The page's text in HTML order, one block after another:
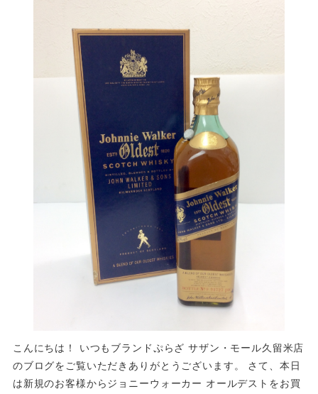
こんにちは！ いつもブランドぷらざ サザン・モール久留米店
のブログをご覧いただきありがとうございます。 さて、本日
は新規のお客様からジョニーウォーカー オールデストをお買